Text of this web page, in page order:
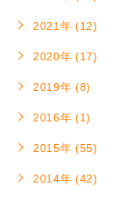
2021年 (12)
2020年 (17)
2019年 (8)
2016年 (1)
2015年 (55)
2014年 (42)